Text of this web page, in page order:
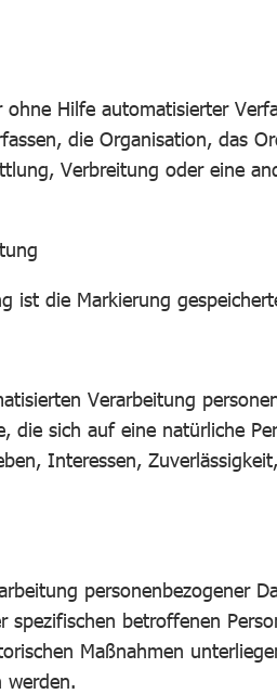
Hilfe automatisierter
die Organisation, das
Verbreitung oder eine
ist die Markierung
Verarbeitung
die sich auf eine natürliche
Interessen,
personenbezogener
betroffenen
Maßnahmen
werden.